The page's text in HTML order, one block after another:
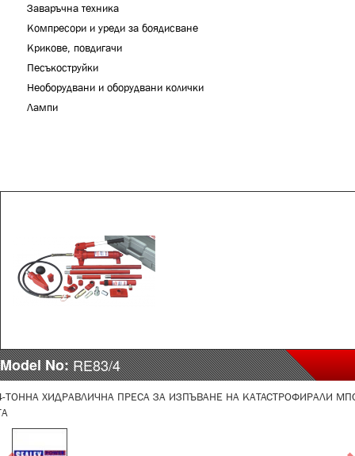
Заваръчна техника
Компресори и уреди за боядисване
Крикове, повдигачи
Песъкоструйки
Необорудвани и оборудвани колички
Лампи
Model No:RE83/4
ТОННА ХИДРАВЛИЧНА ПРЕСА ЗА ИЗПЪВАНЕ НА КАТАСТРОФИРАЛИ